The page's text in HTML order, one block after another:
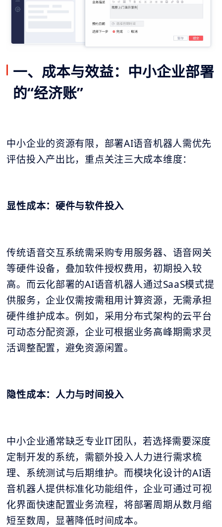
一、成本与效益：中小企业部署
的“经济账”
中小企业的资源有限，部署AI语音机器人需优先
评估投入产出比，重点关注三大成本维度：
显性成本：硬件与软件投入
传统语音交互系统需采购专用服务器、语音网关
等硬件设备，叠加软件授权费用，初期投入较
高。而云化部署的AI语音机器人通过SaaS模式提
供服务，企业仅需按需租用计算资源，无需承担
硬件维护成本。例如，采用分布式架构的云平台
可动态分配资源，企业可根据业务高峰期需求灵
活调整配置，避免资源闲置。
隐性成本：人力与时间投入
中小企业通常缺乏专业IT团队，若选择需要深度
定制开发的系统，需额外投入人力进行需求梳
理、系统测试与后期维护。而模块化设计的AI语
音机器人提供标准化功能组件，企业可通过可视
化界面快速配置业务流程，将部署周期从数月缩
短至数周，显著降低时间成本。